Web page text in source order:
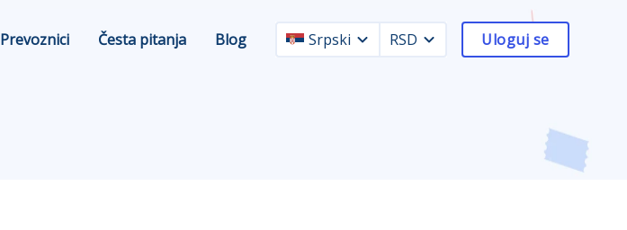
Prevoznici Česta pitanja Blog Srpski RSD Uloguj se